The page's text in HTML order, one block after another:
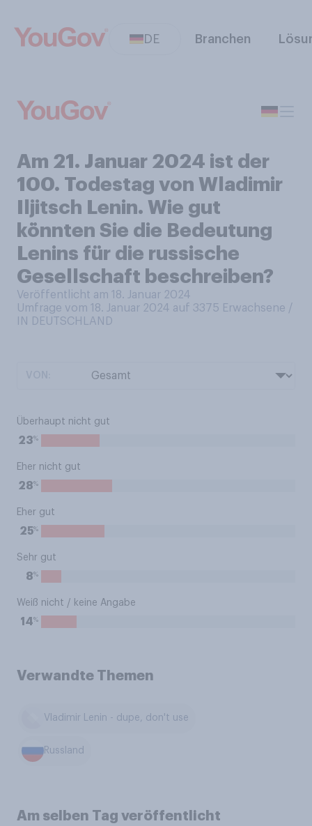
DE Branchen
Am 21. Januar 2024 ist der
100. Todestag von Wladimir
Iljitsch Lenin. Wie gut
könnten Sie die Bedeutung
Lenins für die russische
Gesellschaft beschreiben?
Veröffentlicht am 18. Januar 2024
Umfrage vom 18. Januar 2024 auf 3375 Erwachsene /
IN DEUTSCHLAND
Überhaupt nicht gut
23%
Eher nicht gut
28%
Eher gut
25%
Sehr gut
8%
Weiß nicht / keine Angabe
14%
Verwandte Themen
Vladimir Lenin - dupe, don't use
Russland
Am selben Tag veröffentlicht